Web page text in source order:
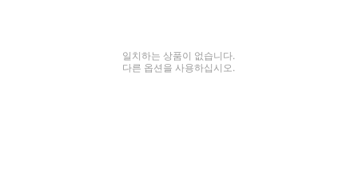
일치하는 상품이 없습니다.
다른 옵션을 사용하십시오.